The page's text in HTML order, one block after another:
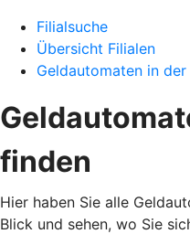
Filialsuche
Übersicht Filialen
Geldautomaten in der
finden
Hier haben Sie alle
Blick und sehen, wo Sie